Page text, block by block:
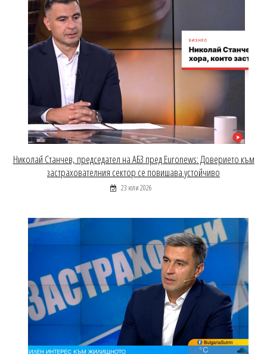
Николай Станчев, председател на АБЗ пред Euronews: Доверието към
застрахователния сектор се повишава устойчиво
23 юли 2026